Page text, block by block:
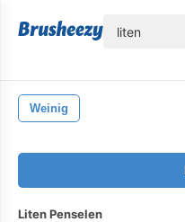
Weinig
Liten Penselen